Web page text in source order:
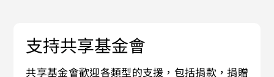
支持共享基金會
共享基金會歡迎各類型的支援，包括捐款，捐贈